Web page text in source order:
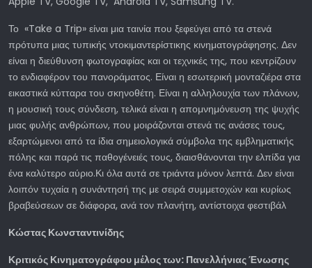
Το «Take a Trip» είναι μια ταινία που ξεφεύγει από τα στενά
πρότυπα μιας τυπικής ντοκιμαντερίστικης κινηματογράφησης. Δεν
είναι η διεύθυνση φωτογραφίας και οι τεχνικές της, που κεντρίζουν
το ενδιαφέρον του πανοράματος. Είναι η εσωτερική μονταζιέρα στα
εικαστικά κύτταρα του σκηνοθέτη. Είναι η αλληλουχία των πλάνων,
η μουσική τους σύνδεση, τελικά είναι η απομνημόνευση της ψυχής
μιας φυλής ανθρώπων, που μοιράζονται στενά τις ανάσες τους,
εξαρτώμενοι από τα ίδια σημειολογικά σύμβολα της εμβληματικής
πόλης και παρά τις παθογένειές τους, διαισθάνονται την ελπίδα για
ένα καλύτερο αύριο.Κι όλα αυτά σε τριάντα μόνον λεπτά. Δεν είναι
λοιπόν τυχαία η συνάντησή της με σειρά συμμετοχών και κυρίως
βραβεύσεων σε διάφορα, ανά τον πλανήτη, αντίστοιχα φεστιβάλ
Κώστας Κωνσταντινίδης
Κριτικός Κινηματογράφου μέλος των: Πανελλήνιας Ένωσης